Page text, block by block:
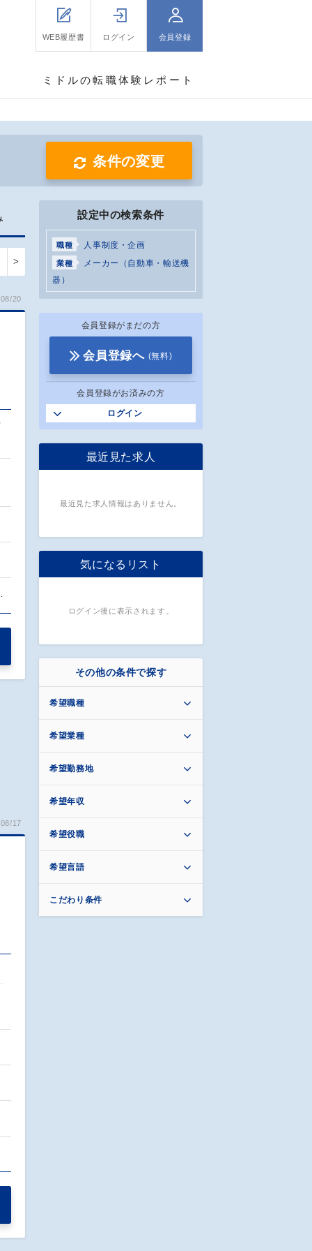
WEB履歴書 ログイン 会員登録
ミドルの転職体験レポート
条件の変更
>
20
17
設定中の検索条件
職種 人事制度・企画
業種
メーカー（自動車・輸送機
器）
会員登録がまだの方
会員登録へ (無料)
会員登録がお済みの方
ログイン
最近見た求人
最近見た求人情報はありません。
気になるリスト
ログイン後に表示されます。
その他の条件で探す
希望職種
希望業種
希望勤務地
希望年収
希望役職
希望言語
こだわり条件